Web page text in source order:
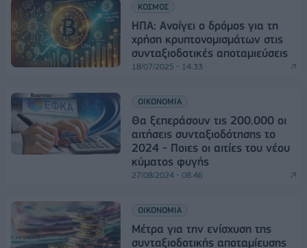
ΚΟΣΜΟΣ
ΗΠΑ: Ανοίγει ο δρόμος για τη
χρήση κρυπτονομισμάτων στις
συνταξιοδοτικές αποταμιεύσεις
18/07/2025 - 14:33
ΟΙΚΟΝΟΜΙΑ
Θα ξεπεράσουν τις 200.000 οι
αιτήσεις συνταξιοδότησης το
2024 - Ποιες οι αιτίες του νέου
κύματος φυγής
27/08/2024 - 08:46
ΟΙΚΟΝΟΜΙΑ
Μέτρα για την ενίσχυση της
συνταξιοδοτικής αποταμίευσης